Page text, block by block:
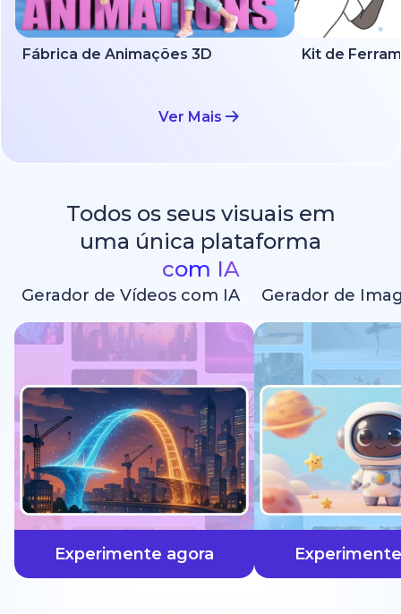
Fábrica de Animações 3D
Ver Mais
Todos os seus visuais em
uma única plataforma
com IA
Gerador de Vídeos com IA
Experimente agoramais rápido